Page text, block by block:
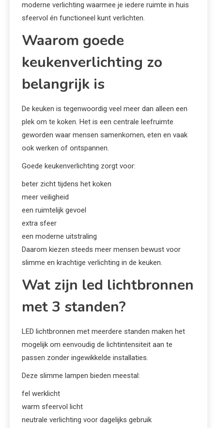
moderne verlichting waarmee je iedere ruimte in huis
sfeervol én functioneel kunt verlichten.
Waarom goede
keukenverlichting zo
belangrijk is
De keuken is tegenwoordig veel meer dan alleen een
plek om te koken. Het is een centrale leefruimte
geworden waar mensen samenkomen, eten en vaak
ook werken of ontspannen.
Goede keukenverlichting zorgt voor:
beter zicht tijdens het koken
meer veiligheid
een ruimtelijk gevoel
extra sfeer
een moderne uitstraling
Daarom kiezen steeds meer mensen bewust voor
slimme en krachtige verlichting in de keuken.
Wat zijn led lichtbronnen
met 3 standen?
LED lichtbronnen met meerdere standen maken het
mogelijk om eenvoudig de lichtintensiteit aan te
passen zonder ingewikkelde installaties.
Deze slimme lampen bieden meestal:
fel werklicht
warm sfeervol licht
neutrale verlichting voor dagelijks gebruik